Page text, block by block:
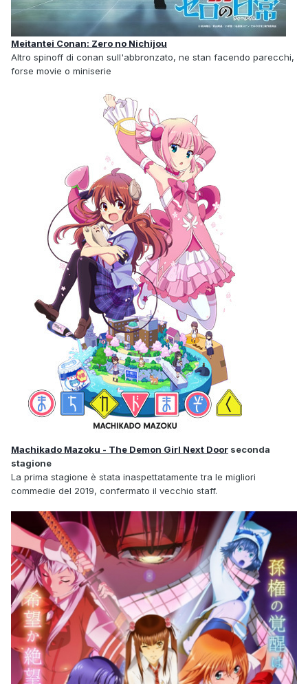
Meitantei Conan: Zero no Nichijou
Altro spinoff di conan sull'abbronzato, ne stan facendo parecchi,
forse movie o miniserie
Machikado Mazoku - The Demon Girl Next Door seconda
stagione
La prima stagione è stata inaspettatamente tra le migliori
commedie del 2019, confermato il vecchio staff.